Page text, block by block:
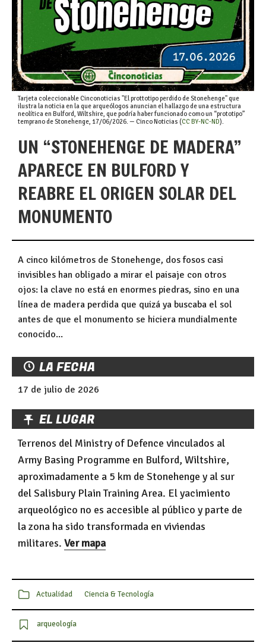
Tarjeta coleccionable Cinconoticias "El prottotipo perdido de Stonehenge" que
ilustra la noticia en la que arqueólogos anuncian el hallazgo de una estructura
neolítica en Bulford, Wiltshire, que podría haber funcionado como un “prototipo”
temprano de Stonehenge, 17/06/2026. — Cinco Noticias (CC BY-NC-ND).
UN “STONEHENGE DE MADERA”
APARECE EN BULFORD Y
REABRE EL ORIGEN SOLAR DEL
MONUMENTO
A cinco kilómetros de Stonehenge, dos fosos casi
invisibles han obligado a mirar el paisaje con otros
ojos: la clave no está en enormes piedras, sino en una
línea de madera perdida que quizá ya buscaba el sol
antes de que el monumento se hiciera mundialmente
conocido...
LA FECHA
17 de julio de 2026
EL LUGAR
Terrenos del Ministry of Defence vinculados al
Army Basing Programme en Bulford, Wiltshire,
aproximadamente a 5 km de Stonehenge y al sur
del Salisbury Plain Training Area. El yacimiento
arqueológico no es accesible al público y parte de
la zona ha sido transformada en viviendas
militares. Ver mapa
Actualidad Ciencia & Tecnología
arqueología